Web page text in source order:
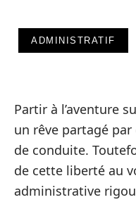
ADMINISTRATIF
Partir à l’aventure
un rêve partagé
de conduite.
de cette liberté au
administrative